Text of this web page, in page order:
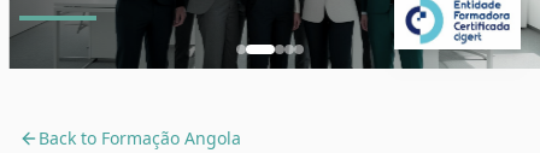
Back to Formação Angola